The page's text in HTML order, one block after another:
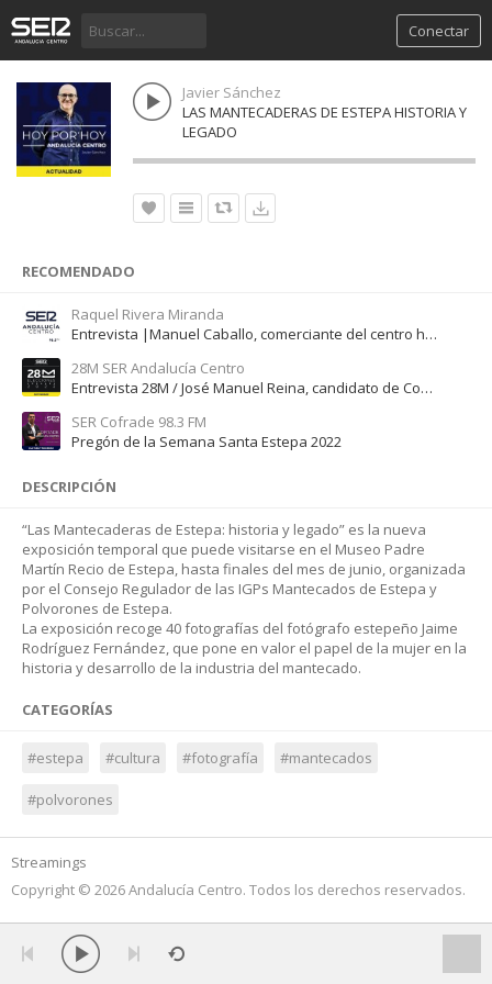
Conectar
Javier Sánchez
LAS MANTECADERAS DE ESTEPA HISTORIA Y
LEGADO
RECOMENDADO
Raquel Rivera Miranda
Entrevista |Manuel Caballo, comerciante del centro histórico de Osuna
28M SER Andalucía Centro
Entrevista 28M / José Manuel Reina, candidato de Con Andalucía Con Gilena
SER Cofrade 98.3 FM
Pregón de la Semana Santa Estepa 2022
DESCRIPCIÓN
“Las Mantecaderas de Estepa: historia y legado” es la nueva
exposición temporal que puede visitarse en el Museo Padre
Martín Recio de Estepa, hasta finales del mes de junio, organizada
por el Consejo Regulador de las IGPs Mantecados de Estepa y
Polvorones de Estepa.
La exposición recoge 40 fotografías del fotógrafo estepeño Jaime
Rodríguez Fernández, que pone en valor el papel de la mujer en la
historia y desarrollo de la industria del mantecado.
CATEGORÍAS
#estepa #cultura #fotografía #mantecados
#polvorones
Streamings
Copyright © 2026 Andalucía Centro. Todos los derechos reservados.